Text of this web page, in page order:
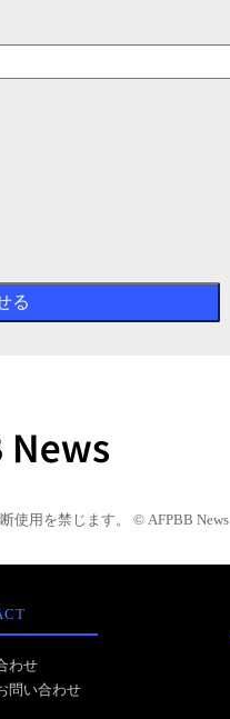
使用を禁じます。 © AFPBB News
わせ
問い合わせ